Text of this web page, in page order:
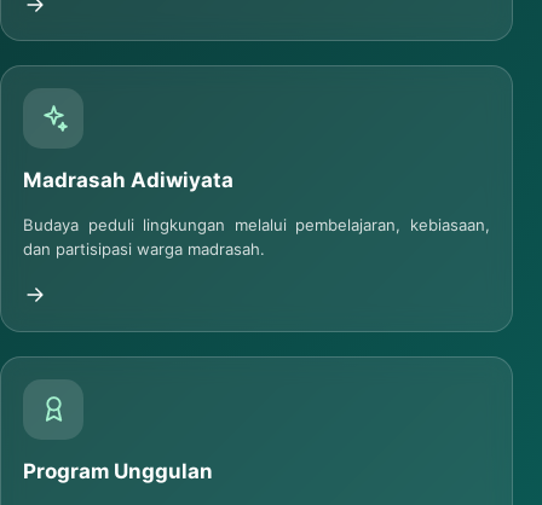
Transparansi, akuntabilitas, pelayanan bersih, dan budaya
antikorupsi.
Madrasah Adiwiyata
Budaya peduli lingkungan melalui pembelajaran, kebiasaan,
dan partisipasi warga madrasah.